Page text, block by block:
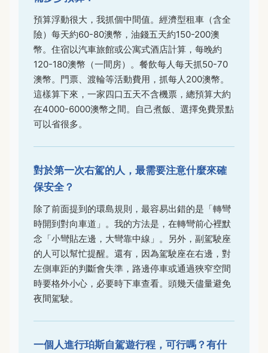
預算浮動很大，我抓個中間值。經濟型租車（含全
險）每天約60-80澳幣，油錢五天約150-200澳
幣。住宿以汽車旅館或公寓式酒店計算，每晚約
120-180澳幣（一間房）。餐飲每人每天抓50-70
澳幣。門票、渡輪等活動費用，抓每人200澳幣。
這樣算下來，一家四口五天不含機票，總預算大約
在4000-6000澳幣之間。自己煮飯、選擇免費景點
可以省很多。
對於第一次右駕的人，最需要注意什麼來確
保安全？
除了前面提到的環島規則，最容易出錯的是「轉彎
時開到對向車道」。我的方法是，在轉彎前心裡默
念「小彎貼左邊，大彎靠中線」。另外，副駕駛座
的人可以幫忙提醒。還有，因為駕駛座在右邊，對
左側車距的判斷會失準，路邊停車或通過狹窄空間
時要格外小心，必要時下車查看。頭幾天儘量避免
夜間駕駛。
一個人進行珀斯自駕遊行程，可行嗎？有什